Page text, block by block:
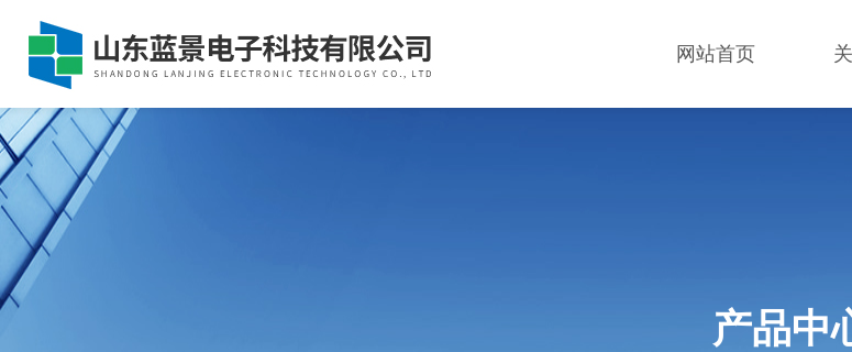
网站首页
产品中